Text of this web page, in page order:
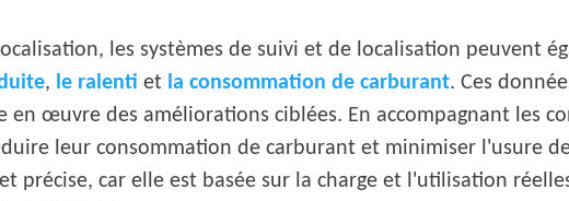
les systèmes de suivi et de localisation peuvent
, le ralenti et la consommation de carburant. Ces
en œuvre des améliorations ciblées. En accompagnant les
leur consommation de carburant et minimiser l'usure
précise, car elle est basée sur la charge et l'utilisation